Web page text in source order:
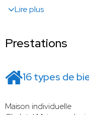
Lire plus
Prestations
16 types de
Maison individuelle